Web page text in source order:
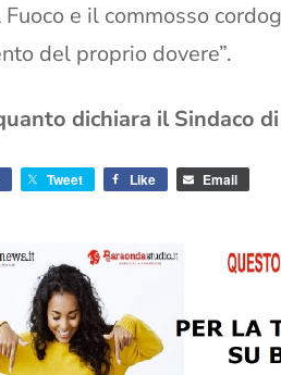
e il commosso
del proprio dovere”.
dichiara il Sindaco
Tweet Like Email